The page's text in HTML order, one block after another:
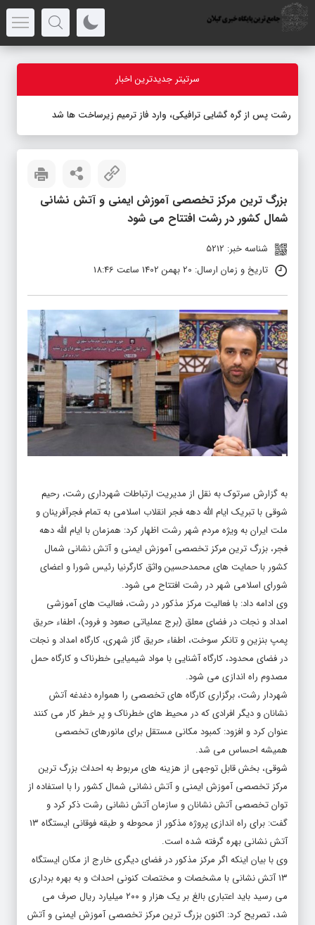
سرتیتر جدیدترین اخبار
رشت پس از گره گشایی ترافیکی، وارد فاز ترمیم زیرساخت ها شد
بزرگ ترین مرکز تخصصی آموزش ایمنی و آتش نشانی
شمال کشور در رشت افتتاح می شود
شناسه خبر: 5212
تاریخ و زمان ارسال: 20 بهمن 1402 ساعت 18:46
به گزارش سرتوک به نقل از مدیریت ارتباطات شهرداری رشت، رحیم
شوقی با تبریک ایام الله دهه فجر انقلاب اسلامی به تمام فجرآفرینان و
ملت ایران به ویژه مردم شهر رشت اظهار کرد: همزمان با ایام الله دهه
فجر، بزرگ ترین مرکز تخصصی آموزش ایمنی و آتش نشانی شمال
کشور با حمایت های محمدحسین واثق کارگرنیا رئیس شورا و اعضای
شورای اسلامی شهر در رشت افتتاح می شود.
وی ادامه داد: با فعالیت مرکز مذکور در رشت، فعالیت های آموزشی
امداد و نجات در فضای معلق (برج عملیاتی صعود و فرود)، اطفاء حریق
پمپ بنزین و تانکر سوخت، اطفاء حریق گاز شهری، کارگاه امداد و نجات
در فضای محدود، کارگاه آشنایی با مواد شیمیایی خطرناک و کارگاه حمل
مصدوم راه اندازی می شود.
شهردار رشت، برگزاری کارگاه های تخصصی را همواره دغدغه آتش
نشانان و دیگر افرادی که در محیط های خطرناک و پر خطر کار می کنند
عنوان کرد و افزود: کمبود مکانی مستقل برای مانورهای تخصصی
همیشه احساس می شد.
شوقی، بخش قابل توجهی از هزینه های مربوط به احداث بزرگ ترین
مرکز تخصصی آموزش ایمنی و آتش نشانی شمال کشور را با استفاده از
توان تخصصی آتش نشانان و سازمان آتش نشانی رشت ذکر کرد و
گفت: برای راه اندازی پروژه مذکور از محوطه و طبقه فوقانی ایستگاه ۱۳
آتش نشانی بهره گرفته شده است.
وی با بیان اینکه اگر مرکز مذکور در فضای دیگری خارج از مکان ایستگاه
۱۳ آتش نشانی با مشخصات و مختصات کنونی احداث و به بهره برداری
می رسید باید اعتباری بالغ بر یک هزار و ۲۰۰ میلیارد ریال صرف می
شد، تصریح کرد: اکنون بزرگ ترین مرکز تخصصی آموزش ایمنی و آتش